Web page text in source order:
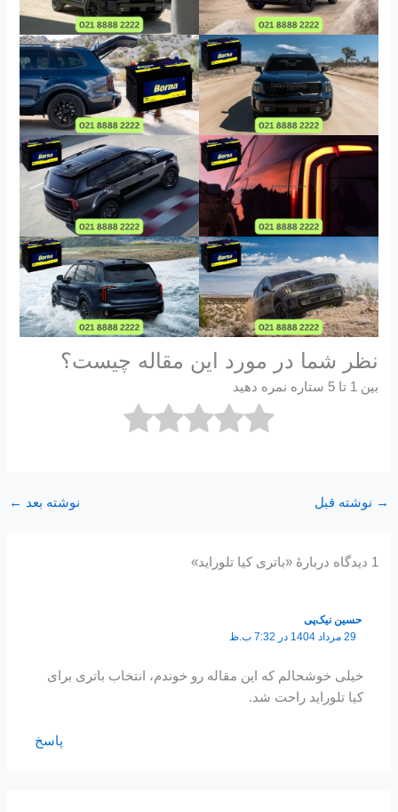
نظر شما در مورد این مقاله چیست؟
بین 1 تا 5 ستاره نمره دهید
→ نوشته قبل نوشته بعد ←
1 دیدگاه دربارهٔ «باتری کیا تلوراید»
حسین نیک‌پی
29 مرداد 1404 در 7:32 ب.ظ
خیلی خوشحالم که این مقاله رو خوندم، انتخاب باتری برای
کیا تلوراید راحت شد.
پاسخ